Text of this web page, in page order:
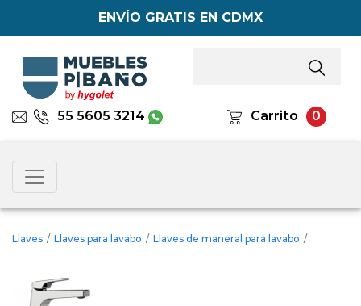
ENVÍO GRATIS EN CDMX
55 5605 3214 Carrito 0
Llaves / Llaves para lavabo / Llaves de maneral para lavabo /